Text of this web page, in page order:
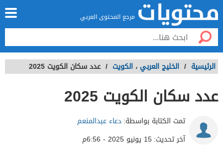
مرجع المحتوى العربي
الرئيسية / الخليج العربي ، الكويت / عدد سكان الكويت 2025
عدد سكان الكويت 2025
تمت الكتابة بواسطة:دعاء عبدالمنعم
آخر تحديث:15 يونيو 2025 - 6:56م